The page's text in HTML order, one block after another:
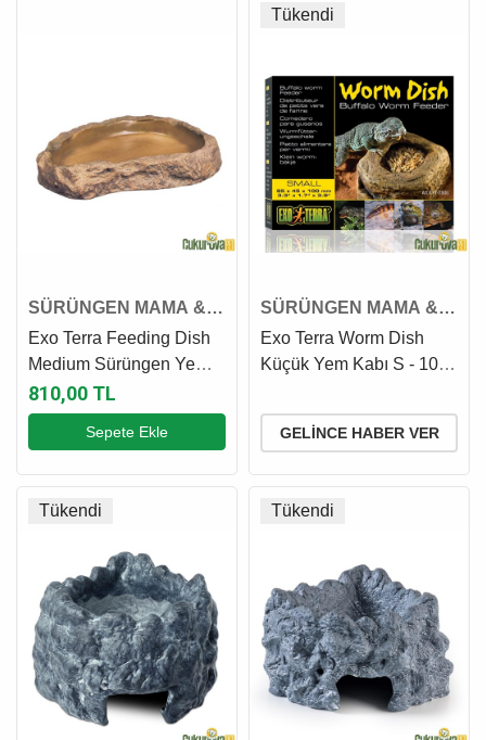
SÜRÜNGEN MAMA &
SU KABI
Exo Terra Feeding Dish
Medium Sürüngen Yem
Kabı M 14 x 11 x 2 Cm
810,00 TL
Sepete Ekle
Tükendi
SÜRÜNGEN MAMA &
SU KABI
Exo Terra Worm Dish
Küçük Yem Kabı S - 10 x
GELINCE HABER VER
Tükendi Tükendi